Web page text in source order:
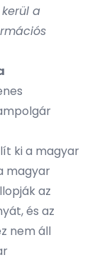
a
ki a magyar
magyar
az
és az
nem áll